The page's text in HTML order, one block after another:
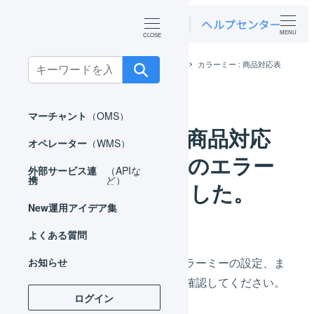
Search
for:
マーチャント （OMS）
オペレーター （WMS）
外部サービス連
携
（APIな
ど）
New運用アイデア集
よくある質問
お知らせ
ログイン
MENU
ホーム よくある質問 カラーミー
カラーミー : 商品対応表
に在庫連携のエラーが表示されました。
カラーミー : 商品対応
表に在庫連携のエラー
が表示されました。
エラー内容に応じて、カラーミーの設定、ま
たは商品対応表の設定を確認してください。